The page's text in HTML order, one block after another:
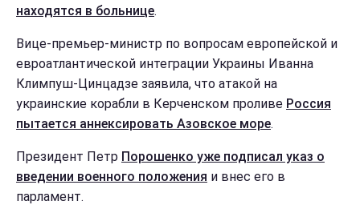
находятся в больнице.
Вице-премьер-министр по вопросам европейской и
евроатлантической интеграции Украины Иванна
Климпуш-Цинцадзе заявила, что атакой на
украинские корабли в Керченском проливе Россия
пытается аннексировать Азовское море.
Президент Петр Порошенко уже подписал указ о
введении военного положения и внес его в
парламент.